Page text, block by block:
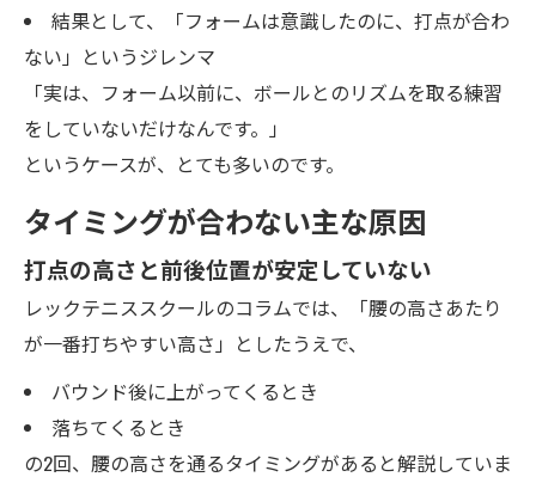
結果として、「フォームは意識したのに、打点が合わ
ない」というジレンマ
「実は、フォーム以前に、ボールとのリズムを取る練習
をしていないだけなんです。」
というケースが、とても多いのです。
タイミングが合わない主な原因
打点の高さと前後位置が安定していない
レックテニススクールのコラムでは、「腰の高さあたり
が一番打ちやすい高さ」としたうえで、
バウンド後に上がってくるとき
落ちてくるとき
の2回、腰の高さを通るタイミングがあると解説していま